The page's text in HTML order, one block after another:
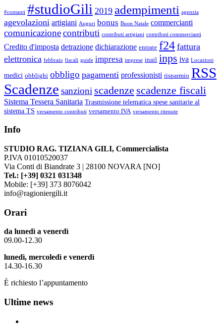
#contanti #studioGili 2019 adempimenti agenzia
agevolazioni artigiani Auguri bonus Buon Natale commercianti
comunicazionecontributi contributi artigiani contributi commercianti
Credito d'imposta detrazione dichiarazione entrate f24 fattura
elettronica febbraio fiscali guide impresa imprese inail inps iva Locazioni
medici obblighi obbligo pagamenti professionisti risparmio RSS
Scadenze sanzioni scadenze scadenze fiscali
Sistema Tessera Sanitaria Trasmissione telematica spese sanitarie al
sistema TS versamento contributi versamento IVA versamento ritenute
Info
STUDIO RAG. TIZIANA GILI, Commercialista
P.IVA 01010520037
Via Conti di Biandrate 3 | 28100 NOVARA [NO]
Tel.: [+39] 0321 031348
Mobile: [+39] 373 8076042
info@ragioniergili.it
Orari
da lunedì a venerdì
09.00-12.30
lunedì, mercoledì e venerdì
14.30-16.30
È richiesto l’appuntamento
Ultime news